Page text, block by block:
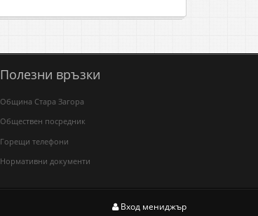
Полезни връзки
Община Стара Загора
Обществен посредник
Горещи телефони
Нормативни документи
Вход мениджър